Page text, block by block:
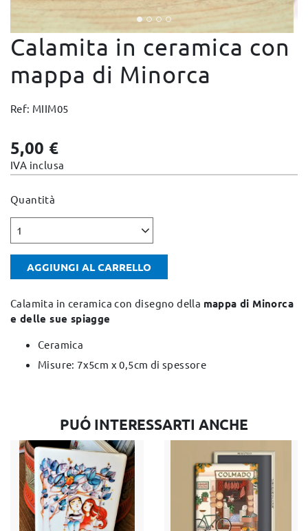
Cambi e Resi
Condizioni e Garanzie
Note Legali
Politica sulla privacy
Mappa del sito
Calamita in ceramica con
mappa di Minorca
Ref: MIIM05
5,00 €
IVA inclusa
Quantità
1
AGGIUNGI AL CARRELLO
Calamita in ceramica con disegno della mappa di Minorca
e delle sue spiagge
Ceramica
Misure: 7x5cm x 0,5cm di spessore
PUÓ INTERESSARTI ANCHE